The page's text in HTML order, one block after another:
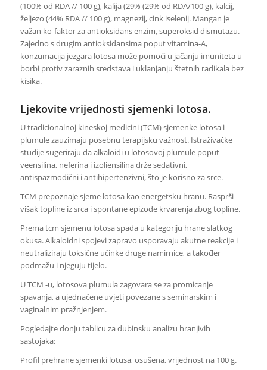
(100% od RDA // 100 g), kalija (29% (29% od RDA/100 g), kalcij,
željezo (44% RDA // 100 g), magnezij, cink iselenij. Mangan je
važan ko-faktor za antioksidans enzim, superoksid dismutazu.
Zajedno s drugim antioksidansima poput vitamina-A,
konzumacija jezgara lotosa može pomoći u jačanju imuniteta u
borbi protiv zaraznih sredstava i uklanjanju štetnih radikala bez
kisika.
Ljekovite vrijednosti sjemenki lotosa.
U tradicionalnoj kineskoj medicini (TCM) sjemenke lotosa i
plumule zauzimaju posebnu terapijsku važnost. Istraživačke
studije sugeriraju da alkaloidi u lotosovoj plumule poput
veensilina, neferina i izoliensilina drže sedativni,
antispazmodični i antihipertenzivni, što je korisno za srce.
TCM prepoznaje sjeme lotosa kao energetsku hranu. Rasprši
višak topline iz srca i spontane epizode krvarenja zbog topline.
Prema tcm sjemenu lotosa spada u kategoriju hrane slatkog
okusa. Alkaloidni spojevi zapravo usporavaju akutne reakcije i
neutraliziraju toksične učinke druge namirnice, a također
podmažu i njeguju tijelo.
U TCM -u, lotosova plumula zagovara se za promicanje
spavanja, a ujednačene uvjeti povezane s seminarskim i
vaginalnim pražnjenjem.
Pogledajte donju tablicu za dubinsku analizu hranjivih
sastojaka:
Profil prehrane sjemenki lotusa, osušena, vrijednost na 100 g.